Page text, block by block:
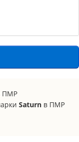
ПМР
Saturn в ПМР